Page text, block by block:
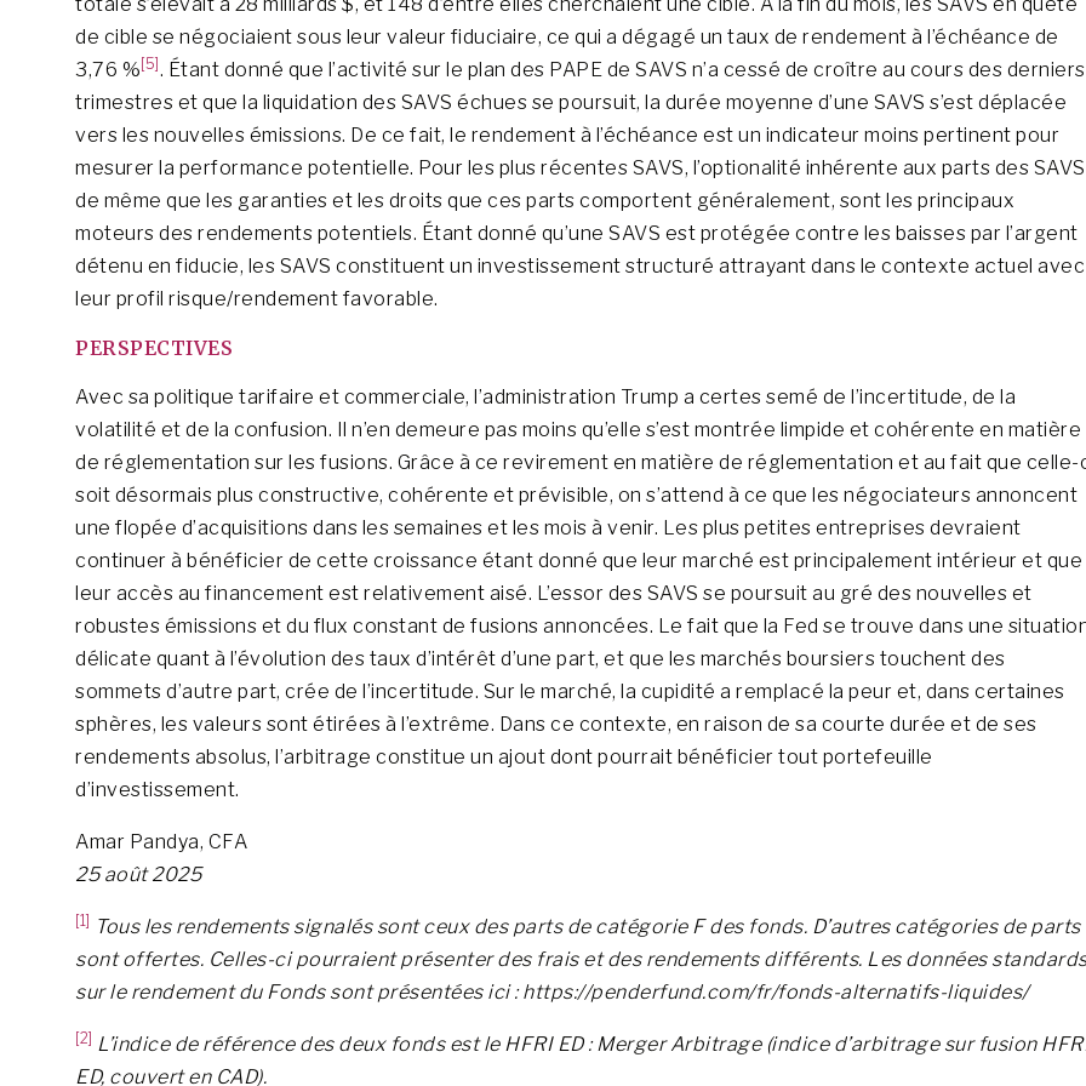
de cible se négociaient sous leur valeur fiduciaire, ce qui a dégagé un taux de rendement à l’échéance de
3,76 % [5] . Étant donné que l’activité sur le plan des PAPE de SAVS n’a cessé de croître au cours des derniers
trimestres et que la liquidation des SAVS échues se poursuit, la durée moyenne d’une SAVS s’est déplacée
vers les nouvelles émissions. De ce fait, le rendement à l’échéance est un indicateur moins pertinent pour
mesurer la performance potentielle. Pour les plus récentes SAVS, l’optionalité inhérente aux parts des
de même que les garanties et les droits que ces parts comportent généralement, sont les principaux
moteurs des rendements potentiels. Étant donné qu’une SAVS est protégée contre les baisses par l’argent
détenu en fiducie, les SAVS constituent un investissement structuré attrayant dans le contexte actuel avec
leur profil risque/rendement favorable.
PERSPECTIVES
Avec sa politique tarifaire et commerciale, l’administration Trump a certes semé de l’incertitude, de la
volatilité et de la confusion. Il n’en demeure pas moins qu’elle s’est montrée limpide et cohérente en matière
de réglementation sur les fusions. Grâce à ce revirement en matière de réglementation et au fait que celle-
soit désormais plus constructive, cohérente et prévisible, on s’attend à ce que les négociateurs annoncent
une flopée d’acquisitions dans les semaines et les mois à venir. Les plus petites entreprises devraient
continuer à bénéficier de cette croissance étant donné que leur marché est principalement intérieur et que
leur accès au financement est relativement aisé. L’essor des SAVS se poursuit au gré des nouvelles et
robustes émissions et du flux constant de fusions annoncées. Le fait que la Fed se trouve dans une
délicate quant à l’évolution des taux d’intérêt d’une part, et que les marchés boursiers touchent des
sommets d’autre part, crée de l’incertitude. Sur le marché, la cupidité a remplacé la peur et, dans certaines
sphères, les valeurs sont étirées à l’extrême. Dans ce contexte, en raison de sa courte durée et de ses
rendements absolus, l’arbitrage constitue un ajout dont pourrait bénéficier tout portefeuille
d’investissement.
Amar Pandya, CFA
25 août 2025
[1] Tous les rendements signalés sont ceux des parts de catégorie F des fonds. D’autres catégories de parts
sont offertes. Celles-ci pourraient présenter des frais et des rendements différents. Les données
sur le rendement du Fonds sont présentées ici : https://penderfund.com/fr/fonds-alternatifs-liquides/
[2] L’indice de référence des deux fonds est le HFRI ED : Merger Arbitrage (indice d’arbitrage sur fusion
ED, couvert en CAD).